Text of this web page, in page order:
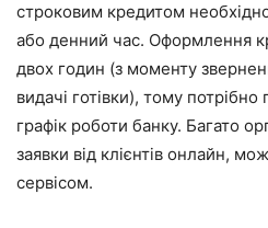
строковим кредитом
або денний час. Оформлення
двох годин (з моменту
видачі готівки), тому потрібно
графік роботи банку. Багато
заявки від клієнтів онлайн,
сервісом.